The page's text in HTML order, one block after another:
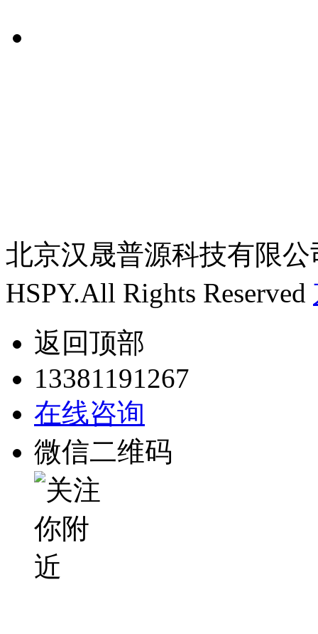
北京汉晟普源科技有限公
HSPY.All Rights Reserved
返回顶部
13381191267
在线咨询
微信二维码